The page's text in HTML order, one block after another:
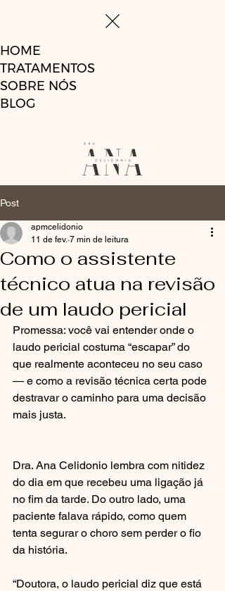
HOME
TRATAMENTOS
SOBRE NÓS
BLOG
Post
Como o assistente
técnico atua na revisão
de um laudo pericial
apmcelidonio
11 de fev. 7 min de leitura
Promessa: você vai entender onde o
laudo pericial costuma “escapar” do
que realmente aconteceu no seu caso
— e como a revisão técnica certa pode
destravar o caminho para uma decisão
mais justa.
Dra. Ana Celidonio lembra com nitidez
do dia em que recebeu uma ligação já
no fim da tarde. Do outro lado, uma
paciente falava rápido, como quem
tenta segurar o choro sem perder o fio
da história.
“Doutora, o laudo pericial diz que está